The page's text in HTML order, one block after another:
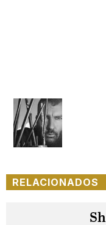
RELACIONADOS